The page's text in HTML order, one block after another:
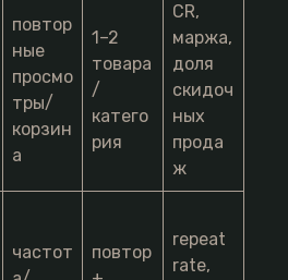
повтор
ные
просмо
тры/
корзин
а
1–2
товара
/
катего
рия
CR,
маржа,
доля
скидоч
ных
прода
ж
частот
повтор
repeat
rate,